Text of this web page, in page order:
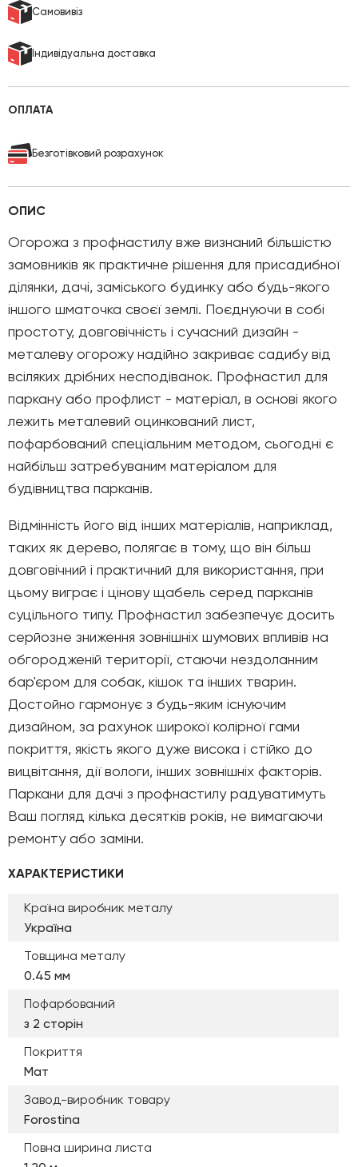
Cамовивіз
Індивідуальна доставка
ОПЛАТА
Безготівковий розрахунок
ХАРАКТЕРИСТИКИ
Країна виробник металу
Україна
Товщина металу
0.45 мм
Пофарбований
з 2 сторін
Покриття
Мат
Завод-виробник товару
Forostina
Повна ширина листа
ОПИС
Огорожа з профнастилу вже визнаний більшістю
замовників як практичне рішення для присадибної
ділянки, дачі, заміського будинку або будь-якого
іншого шматочка своєї землі. Поєднуючи в собі
простоту, довговічність і сучасний дизайн -
металеву огорожу надійно закриває садибу від
всіляких дрібних несподіванок. Профнастил для
паркануабо профлист - матеріал, в основі якого
лежить металевий оцинкований лист,
пофарбований спеціальним методом, сьогодні є
найбільш затребуваним матеріалом для
будівництва парканів.
Відмінність його від інших матеріалів, наприклад,
таких як дерево, полягає в тому, що він більш
довговічний і практичний для використання, при
цьому виграє і цінову щабель серед парканів
суцільного типу. Профнастил забезпечує досить
серйозне зниження зовнішніх шумових впливів на
обгородженій території, стаючи нездоланним
бар'єром для собак, кішок та інших тварин.
Достойно гармонує з будь-яким існуючим
дизайном, за рахунок широкої колірної гами
покриття, якість якого дуже висока і стійко до
вицвітання, дії вологи, інших зовнішніх факторів.
Паркани для дачі з профнастилу радуватимуть
Ваш погляд кілька десятків років, не вимагаючи
ремонту або заміни.